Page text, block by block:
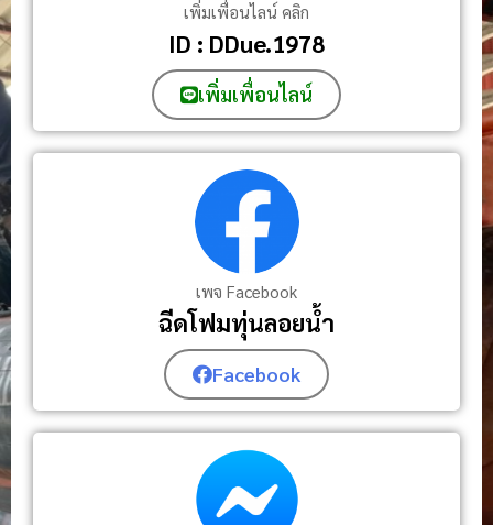
เพิ่มเพื่อนไลน์ คลิก
ID : DDue.1978
เพิ่มเพื่อนไลน์
เพจ Facebook
ฉีดโฟมทุ่นลอยน้ำ
Facebook